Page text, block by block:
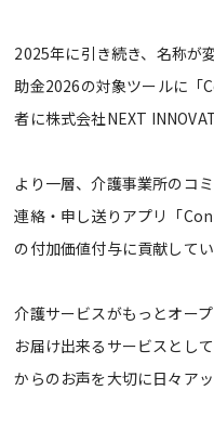
2025年に引き続き、名称が
助金2026の対象ツールに
者に株式会社NEXT
より一層、介護事業所のコ
連絡・申し送りアプリ「
の付加価値付与に貢献してい
介護サービスがもっとオー
お届け出来るサービスとし
からのお声を大切に日々ア